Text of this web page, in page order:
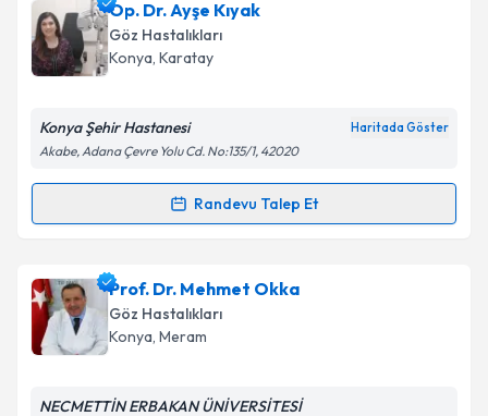
Takvim Talebini Gönder
Op. Dr. Yavuz Özpınariçin randevu takvimi talebi
oluşturun. Size bu uzmandan randevu almanız için bir
takvim hazırlandığında e-posta ile bilgilendireceğiz.
Kişisel verilerimin işlenmesine ilişkin
Metni'ni okudum ve kişisel verilerimin belirtilen
Takvim Talebini Gönder
Op. Dr. Ayşe Kıyak
Göz Hastalıkları
Konya, Karatay
Konya Şehir Hastanesi Haritada Göster
Akabe, Adana Çevre Yolu Cd. No:135/1, 42020
Randevu Talep Et
Randevu Takvimi Talebi
Op. Dr. Ayşe Kıyakiçin randevu takvimi talebi
oluşturun. Size bu uzmandan randevu almanız için bir
takvim hazırlandığında e-posta ile bilgilendireceğiz.
Prof. Dr. Mehmet Okka
Göz Hastalıkları
Konya, Meram
NECMETTİN ERBAKAN ÜNİVERSİTESİ